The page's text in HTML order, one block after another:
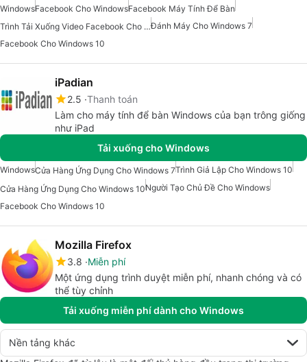
WindowsFacebook Cho WindowsFacebook Máy Tính Để Bàn
Trình Tải Xuống Video Facebook Cho WindowsĐánh Máy Cho Windows 7
Facebook Cho Windows 10
iPadian
2.5 Thanh toán
Làm cho máy tính để bàn Windows của bạn trông giống
như iPad
Tải xuống cho Windows
WindowsCửa Hàng Ứng Dụng Cho Windows 7Trình Giả Lập Cho Windows 10
Cửa Hàng Ứng Dụng Cho Windows 10Người Tạo Chủ Đề Cho Windows
Facebook Cho Windows 10
Mozilla Firefox
3.8 Miễn phí
Một ứng dụng trình duyệt miễn phí, nhanh chóng và có
thể tùy chỉnh
Tải xuống miễn phí dành cho Windows
Nền tảng khác